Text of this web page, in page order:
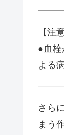
【注
●血
よる
さら
まう